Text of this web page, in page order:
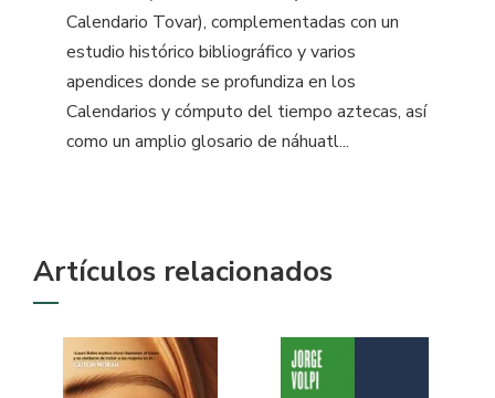
Calendario Tovar), complementadas con un
estudio histórico bibliográfico y varios
apendices donde se profundiza en los
Calendarios y cómputo del tiempo aztecas, así
como un amplio glosario de náhuatl...
Artículos relacionados